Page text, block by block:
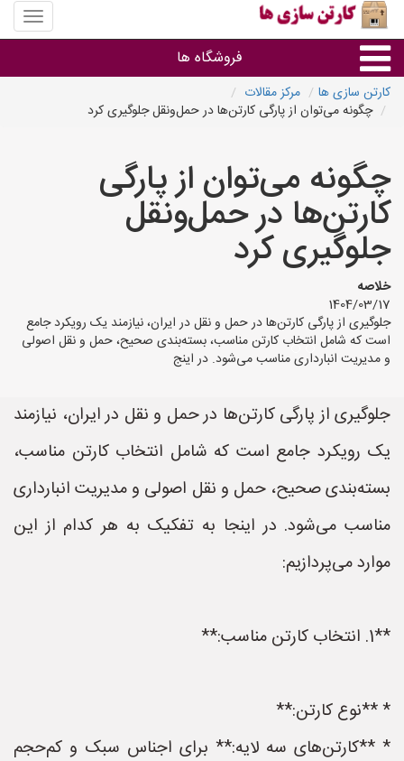
منوی
سایت
سازی
فروشگاه ها
کارتن جعبه
سایر گروه ها
فروشنده های کارتن جعبه
کارتن سازی ها
مرکز مقالات
چگونه می‌توان از پارگی کارتن‌ها در حمل‌ونقل جلوگیری کرد
چگونه می‌توان از پارگی
کارتن‌ها در حمل‌ونقل
جلوگیری کرد
خلاصه
1404/03/17
جلوگیری از پارگی کارتن‌ها در حمل و نقل در ایران، نیازمند یک رویکرد جامع
است که شامل انتخاب کارتن مناسب، بسته‌بندی صحیح، حمل و نقل اصولی
و مدیریت انبارداری مناسب می‌شود. در اینج
جلوگیری از پارگی کارتن‌ها در حمل و نقل در ایران، نیازمند
یک رویکرد جامع است که شامل انتخاب کارتن مناسب،
بسته‌بندی صحیح، حمل و نقل اصولی و مدیریت انبارداری
مناسب می‌شود. در اینجا به تفکیک به هر کدام از این
موارد می‌پردازیم:
**1. انتخاب کارتن مناسب:**
* **نوع کارتن:**
* **کارتن‌های سه لایه:** برای اجناس سبک و کم‌حجم